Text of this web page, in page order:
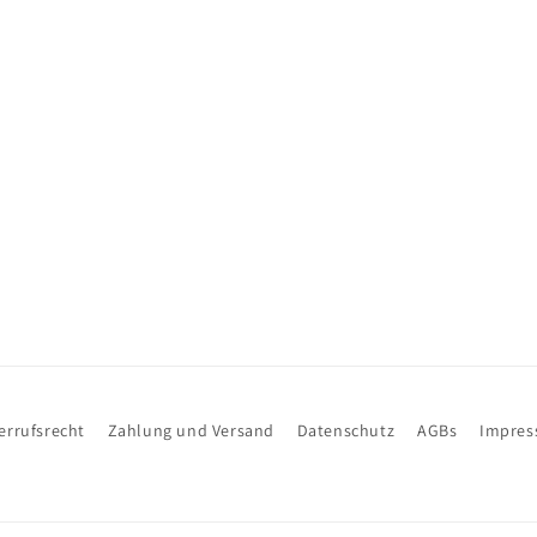
Zahlung und Versand Datenschutz AGBs